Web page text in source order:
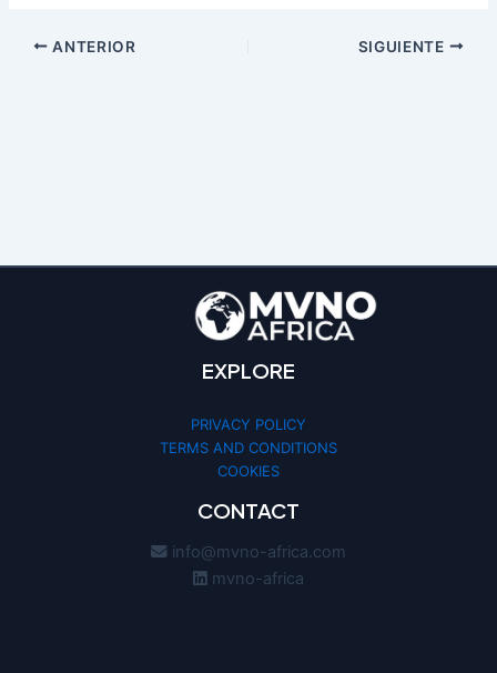
ANTERIOR SIGUIENTE
EXPLORE
PRIVACY POLICY
TERMS AND CONDITIONS
COOKIES
CONTACT
info@mvno-africa.com
mvno-africa